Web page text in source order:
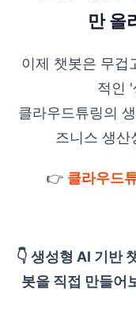
만 올
이제 챗봇은 무겁
적인
클라우드튜링의
즈니스 생산
👉 클라우드
👇 생성형 AI 기반
봇을 직접 만들어